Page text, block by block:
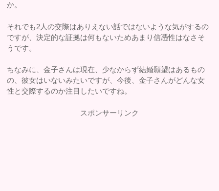
か。
それでも2人の交際はありえない話ではないような気がするの
ですが、決定的な証拠は何もないためあまり信憑性はなさそ
うです。
ちなみに、金子さんは現在、少なからず結婚願望はあるもの
の、彼女はいないみたいですが、今後、金子さんがどんな女
性と交際するのか注目したいですね。
スポンサーリンク